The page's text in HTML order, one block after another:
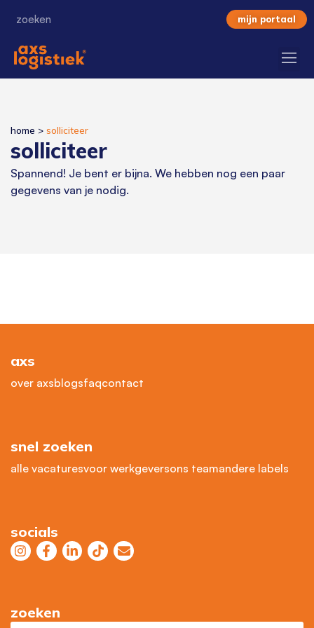
mijn portaal
home > solliciteer
solliciteer
Spannend! Je bent er bijna. We hebben nog een paar
gegevens van je nodig.
axs
over axsblogsfaqcontact
snel zoeken
alle vacaturesvoor werkgeversons teamandere labels
socials
zoeken